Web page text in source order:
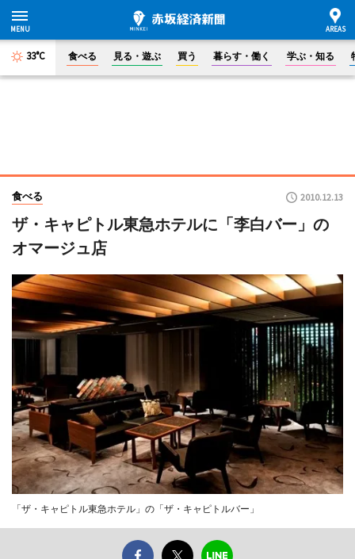
33°C 食べる 見る・遊ぶ 買う 暮らす・働く 学ぶ・知る
食べる 2010.12.13
ザ・キャピトル東急ホテルに「李白バー」の
オマージュ店
「ザ・キャピトル東急ホテル」の「ザ・キャピトルバー」